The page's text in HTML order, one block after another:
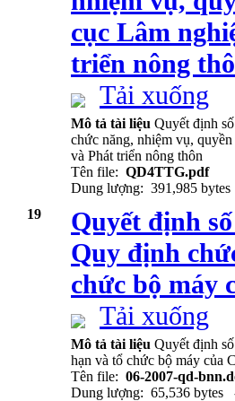
cục Lâm
triển nông
Tải xuống
Mô tả tài liệu Quyết định
chức năng, nhiệm vụ,
và Phát triển nông thôn
Tên file: QD4TTG.pdf
Dung lượng: 391,985
19
Quyết định
Quy định
chức bộ máy
Tải xuống
Mô tả tài liệu Quyết định
hạn và tổ chức bộ máy của
Tên file: 06-2007-qd-
Dung lượng: 65,536 bytes